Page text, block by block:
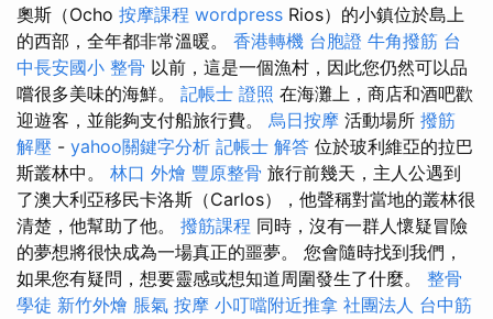
奧斯（Ocho 按摩課程 wordpress Rios）的小鎮位於島上
的西部，全年都非常溫暖。 香港轉機 台胞證 牛角撥筋 台
中長安國小 整骨 以前，這是一個漁村，因此您仍然可以品
嚐很多美味的海鮮。 記帳士 證照 在海灘上，商店和酒吧歡
迎遊客，並能夠支付船旅行費。 烏日按摩 活動場所 撥筋
解壓 - yahoo關鍵字分析 記帳士 解答 位於玻利維亞的拉巴
斯叢林中。 林口 外燴 豐原整骨 旅行前幾天，主人公遇到
了澳大利亞移民卡洛斯（Carlos），他聲稱對當地的叢林很
清楚，他幫助了他。 撥筋課程 同時，沒有一群人懷疑冒險
的夢想將很快成為一場真正的噩夢。 您會隨時找到我們，
如果您有疑問，想要靈感或想知道周圍發生了什麼。 整骨
學徒 新竹外燴 脹氣 按摩 小叮噹附近推拿 社團法人 台中筋